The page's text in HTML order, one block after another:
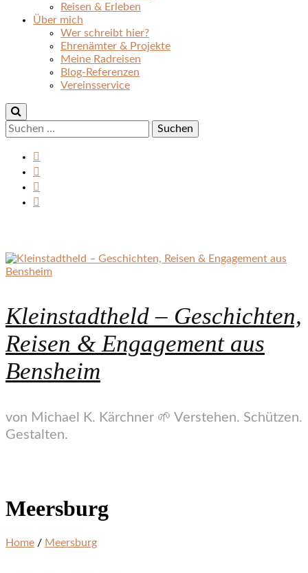
Reisen & Erleben
Über mich
Wer schreibt hier?
Ehrenämter & Projekte
Meine Radreisen
Blog-Referenzen
Vereinsservice
Suchen
nach:
Kleinstadtheld – Geschichten,
Reisen & Engagement aus
Bensheim
von Michael K. Kärchner 🌱 Verstehen. Schützen.
Gestalten.
Meersburg
Home / Meersburg